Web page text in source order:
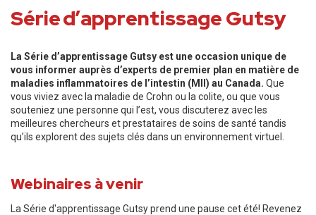
Série d’apprentissage Gutsy
La Série d’apprentissage Gutsy est une occasion unique de
vous informer auprès d’experts de premier plan en matière de
maladies inflammatoires de l’intestin (MII) au Canada. Que
vous viviez avec la maladie de Crohn ou la colite, ou que vous
souteniez une personne qui l’est, vous discuterez avec les
meilleures chercheurs et prestataires de soins de santé tandis
qu’ils explorent des sujets clés dans un environnement virtuel.
Webinaires à venir
La Série d'apprentissage Gutsy prend une pause cet été! Revenez